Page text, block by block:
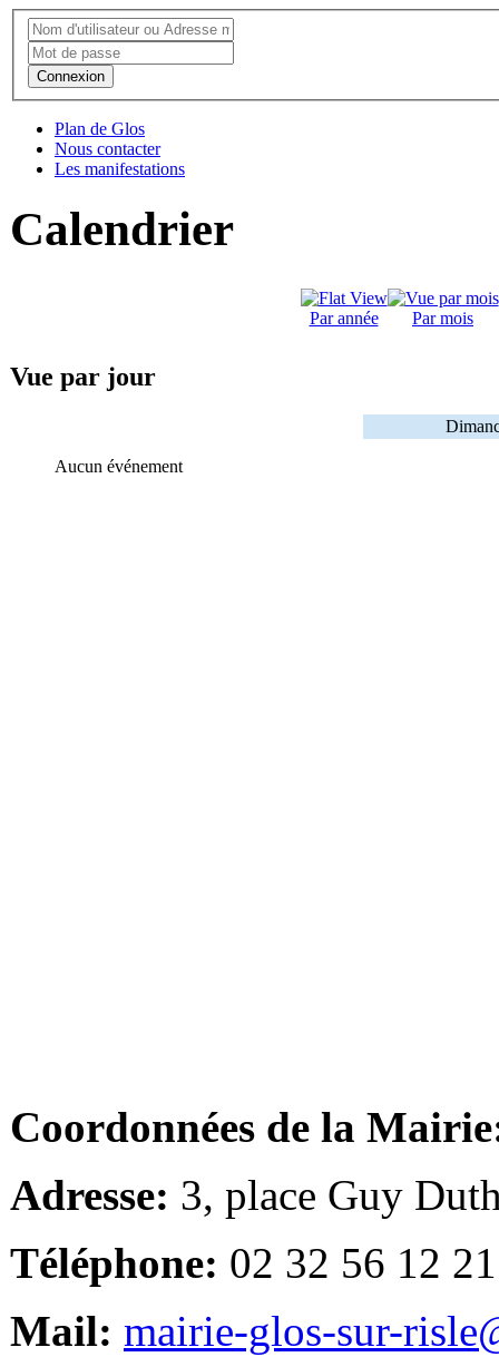
Connexion
Plan de Glos
Nous contacter
Les manifestations
Calendrier
Par année Par mois
Vue par jour
Aucun événement
Coordonnées de la
Adresse: 3, place Guy
Téléphone: 02 32 56 12 21
Mail: mairie-glos-sur-